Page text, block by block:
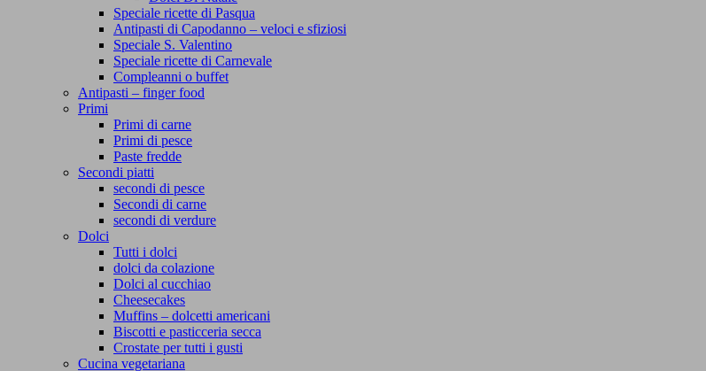
Speciale ricette di Pasqua
Antipasti di Capodanno – veloci e sfiziosi
Speciale S. Valentino
Speciale ricette di Carnevale
Compleanni o buffet
Antipasti – finger food
Primi
Primi di carne
Primi di pesce
Paste fredde
Secondi piatti
secondi di pesce
Secondi di carne
secondi di verdure
Dolci
Tutti i dolci
dolci da colazione
Dolci al cucchiao
Cheesecakes
Muffins – dolcetti americani
Biscotti e pasticceria secca
Crostate per tutti i gusti
Cucina vegetariana